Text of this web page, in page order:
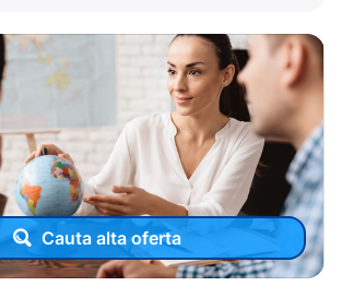
Cauta alta oferta